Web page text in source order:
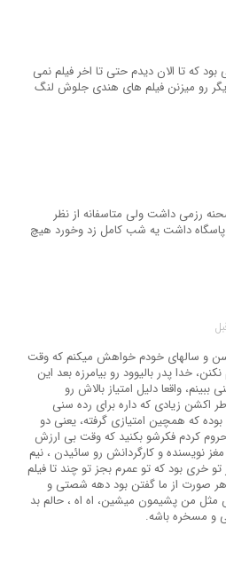
که تا الان دیدم حتی تا اخر فیلم نمی
رو میزنن فیلم های هندی جلوش لنگ
رزمی داشت ولی متاسفانه از نظر
داشت یه شب کامل زد وخورد هیچ
هم سن و سالهای خودم خواهش میکنم که وقت
خدا پدر بالیوود رو بیامرزه بعد این
ببینم، واقعا دلیل امتیاز بالاش رو
اکشن زیادی که داره برای رده سنی
که همچین امتیازی گرفته، یعنی دو
کردم فکرشو بکنید که وقت بی ارزش
نویسنده و کارگردانش رو سائیدن ، نیم
بود که تو عمرم بجز تو چند تا فیلم
صورت از ما گفتن بود دهه شصتی و
من پشیمون میشین، اه اه ، حالم بد
و مسخره باشه.